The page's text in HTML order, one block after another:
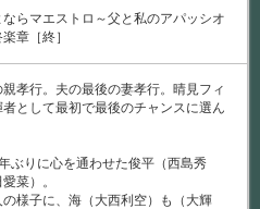
ならマエストロ～父と私のアパッシオ
章［終］
孝行。夫の最後の妻孝行。晴見フィ
として最初で最後のチャンスに選ん
ぶりに心を通わせた俊平（西島秀
菜）。
様子に、海（大西利空）も（大輝